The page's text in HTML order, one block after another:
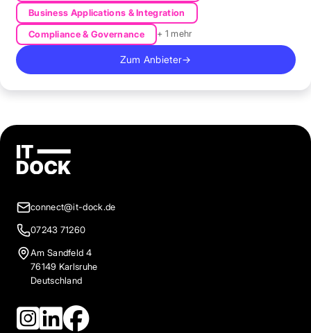
Business Applications & Integration
Compliance & Governance
+ 1 mehr
Zum Anbieter→
connect@it-dock.de
07243 71260
Am Sandfeld 4
76149 Karlsruhe
Deutschland